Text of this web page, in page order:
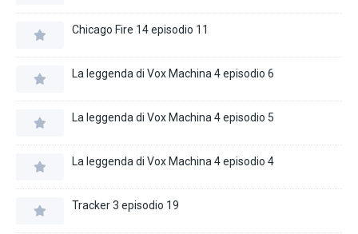
Chicago Fire 14 episodio 11
La leggenda di Vox Machina 4 episodio 6
La leggenda di Vox Machina 4 episodio 5
La leggenda di Vox Machina 4 episodio 4
Tracker 3 episodio 19